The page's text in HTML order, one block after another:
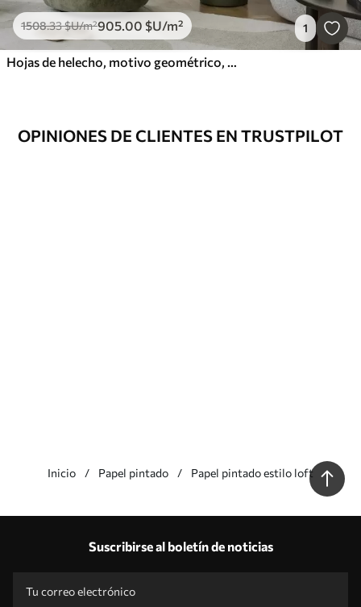
1508.33$U/m²905.00 $U/m² 1
Hojas de helecho, motivo geométrico, colores verde y azul
OPINIONES DE CLIENTES EN TRUSTPILOT
Inicio Papel pintado Papel pintado estilo loft
Producción según tallas individuales
Códigos promocionales con descuentos por pedido
Suscribirse al boletín de noticias